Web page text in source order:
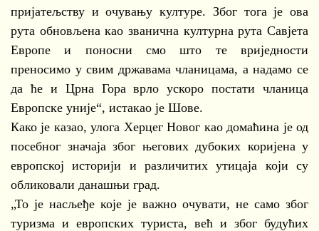
пријатељству и очувању културе. Због тога је ова
рута обновљена као званична културна рута Савјета
Европе и поносни смо што те вриједности
преносимо у свим државама чланицама, а надамо се
да ће и Црна Гора врло ускоро постати чланица
Европске уније“, истакао је Шове.
Како је казао, улога Херцег Новог као домаћина је од
посебног значаја због његових дубоких коријена у
европској историји и различитих утицаја који су
обликовали данашњи град.
„То је насљеђе које је важно очувати, не само због
туризма и европских туриста, већ и због будућих